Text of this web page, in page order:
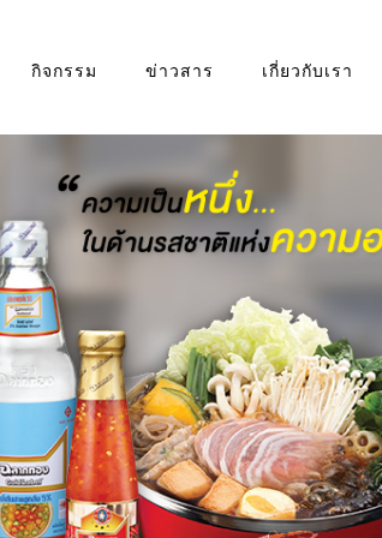
กิจกรรม ข่าวสาร เกี่ยวกับเรา